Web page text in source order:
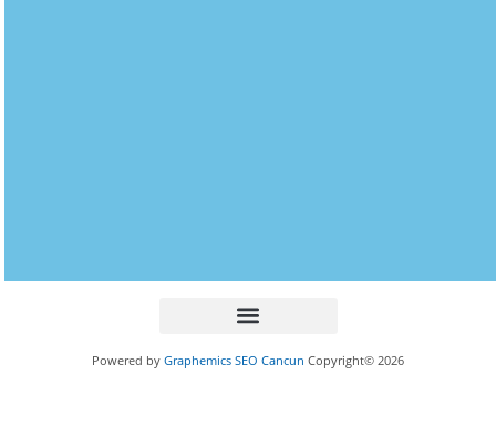
Powered by Graphemics SEO Cancun Copyright© 2026